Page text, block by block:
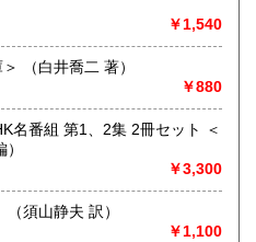
土地柄です。信州にお越しの
営業、冬季:天気次第)
ています。少数であれば店へ
場合はまずは電話などで相談
￥1,540
怪建築十二段返し ＜大陸文庫＞ （白井喬二 著）
￥880
名番組 第1、2集 2冊セット ＜
）
￥3,300
オコナー短編集 ＜新潮文庫＞ （須山静夫 訳）
￥1,100